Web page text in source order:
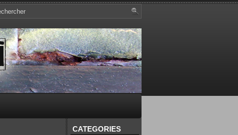
CATEGORIES